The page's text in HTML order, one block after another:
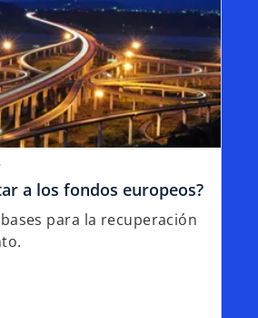
a los fondos europeos?
para la recuperación